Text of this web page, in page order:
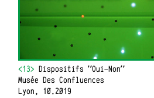
<13>Dispositifs "Oui-Non"
Musée Des Confluences
Lyon, 10.2019